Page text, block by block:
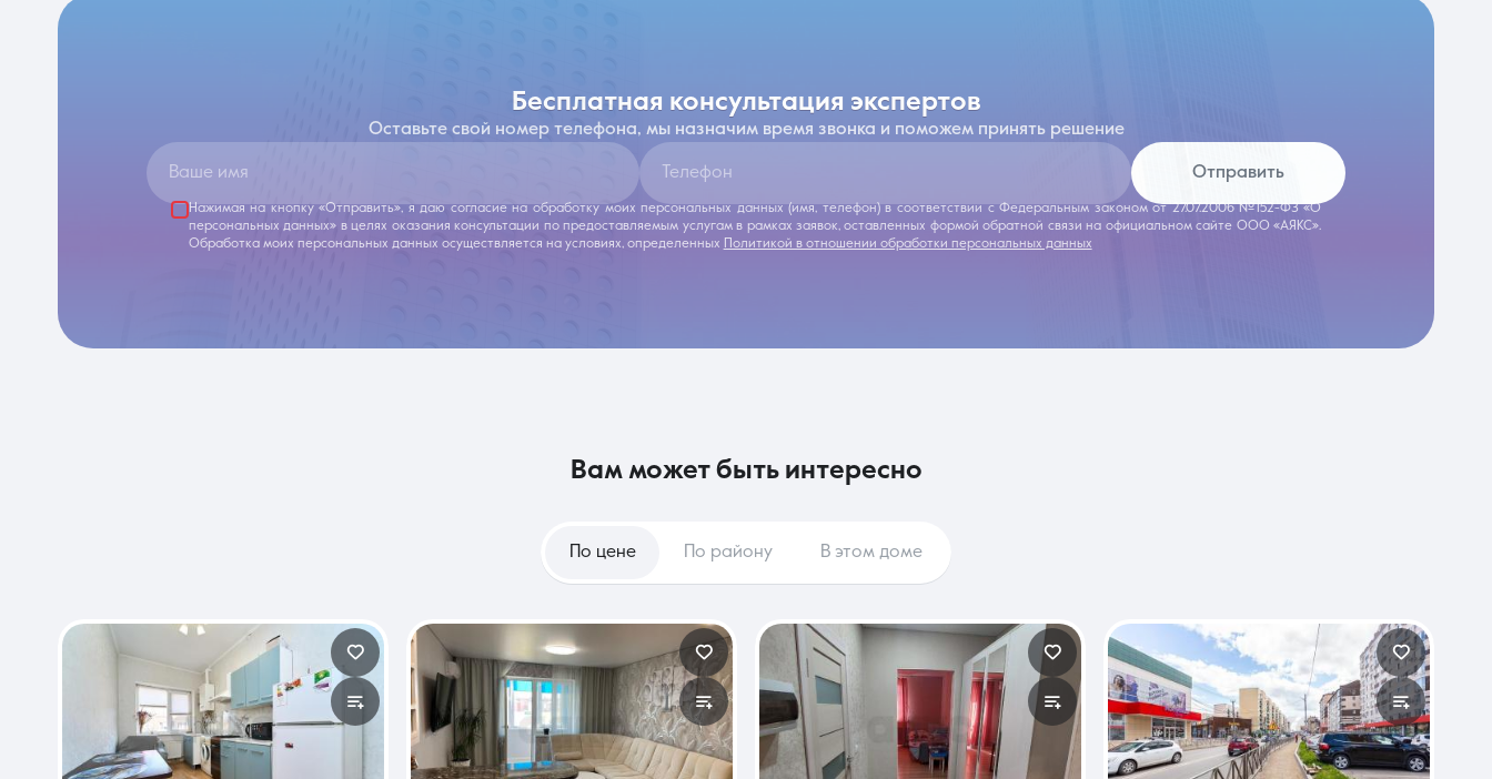
бесплатная консультация экспертов
Оставьте свой номер телефона, мы назначим время звонка и поможем принять решение
Ваше имя Телефон Отправить
Нажимая на кнопку «Отправить», я даю согласие на обработку моих персональных данных (имя, телефон) в соответствии с Федеральным законом от 27.07.2006 №152-ФЗ «О
персональных данных» в целях оказания консультации по предоставляемым услугам в рамках заявок, оставленных формой обратной связи на официальном сайте ООО «АЯКС».
Обработка моих персональных данных осуществляется на условиях, определенных Политикой в отношении обработки персональных данных
вам может быть интересно
По цене По району В этом доме